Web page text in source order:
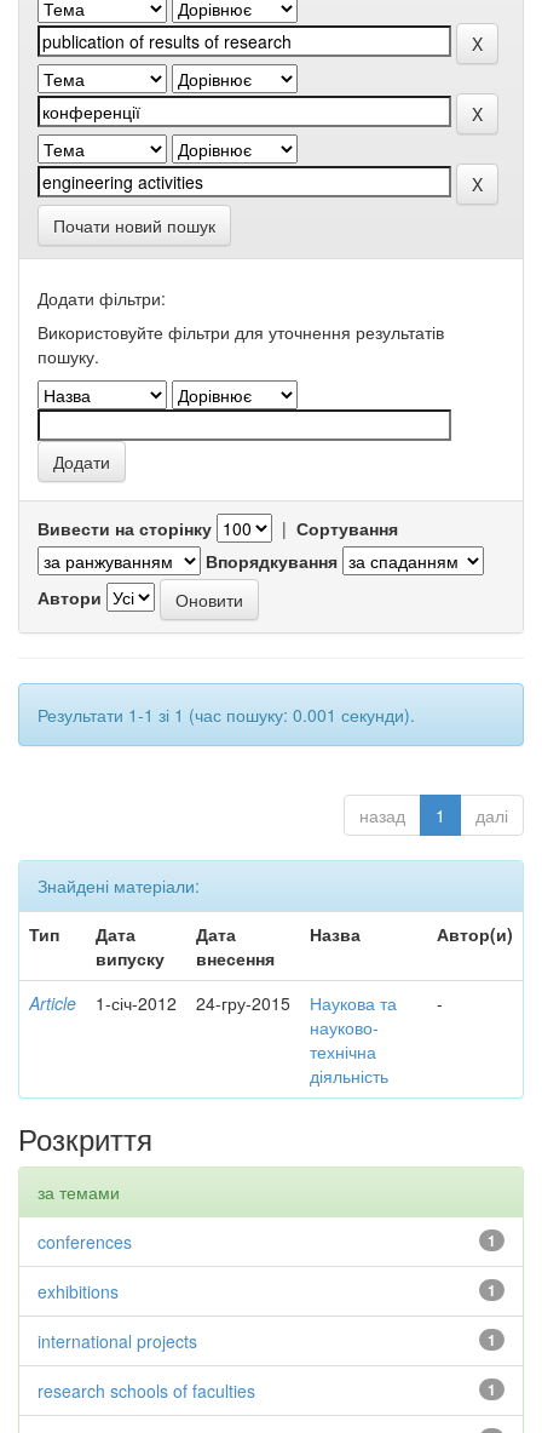
Почати новий пошук
Додати фільтри:
Використовуйте фільтри для уточнення результатів
пошуку.
Вивести на сторінку | Сортування
Впорядкування
Автори
Результати 1-1 зі 1 (час пошуку: 0.001 секунди).
назад 1 далі
Знайдені матеріали:
Тип
Дата
випуску
Дата
внесення
Назва Автор(и)
Article 1-січ-2012 24-гру-2015
Наукова та
науково-
технічна
діяльність
-
Розкриття
за темами
1
conferences
1
exhibitions
1
international projects
1
research schools of faculties